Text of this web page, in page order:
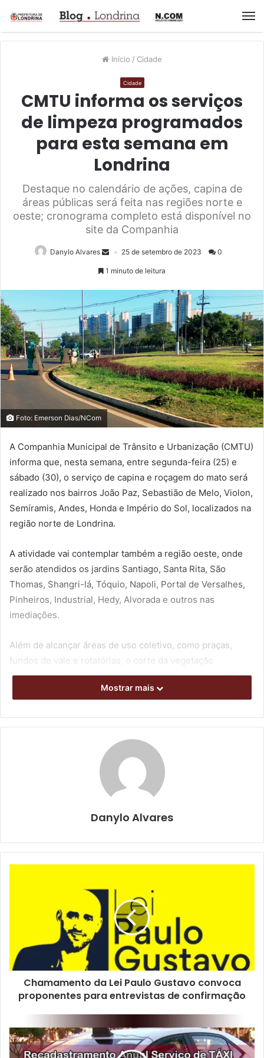
Início / Cidade
Cidade
CMTU informa os serviços
de limpeza programados
para esta semana em
Londrina
Destaque no calendário de ações, capina de
áreas públicas será feita nas regiões norte e
oeste; cronograma completo está disponível no
site da Companhia
Danylo Alvares 25 de setembro de 2023 0
1 minuto de leitura
Foto: Emerson Dias/NCom
A Companhia Municipal de Trânsito e Urbanização (CMTU)
informa que, nesta semana, entre segunda-feira (25) e
sábado (30), o serviço de capina e roçagem do mato será
realizado nos bairros João Paz, Sebastião de Melo, Violon,
Semíramis, Andes, Honda e Império do Sol, localizados na
região norte de Londrina.
A atividade vai contemplar também a região oeste, onde
serão atendidos os jardins Santiago, Santa Rita, São
Thomas, Shangri-lá, Tóquio, Napoli, Portal de Versalhes,
Pinheiros, Industrial, Hedy, Alvorada e outros nas
imediações.
Além de alcançar áreas de uso coletivo, como praças,
fundos de vale e rotatórias, o corte da vegetação
contemplará também o canteiro central das avenidas Dez
de Dezembro e Presidente Castelo Branco.
Na rua Agnelo Teodoro de Paula, no residencial Tarobá, os
outras equipes farão a coleta de galhos já removidos nos
bairros Ideal e Roseira.
Na rotatória entre as avenidas Henrique Mansano e Lúcia
Helena Gonçalves Viana, a programação envolverá o
preparo do solo para o plantio de flores, que deve ocorrer
na semana seguinte.
Bosque e da concha acústica passarão por limpeza. Foto:
Emerson Dias/NCom
Mostrar mais
Danylo Alvares
Chamamento da Lei Paulo Gustavo convoca
proponentes para entrevistas de confirmação